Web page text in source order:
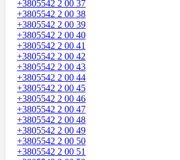
+3805542 2 00 37
+3805542 2 00 38
+3805542 2 00 39
+3805542 2 00 40
+3805542 2 00 41
+3805542 2 00 42
+3805542 2 00 43
+3805542 2 00 44
+3805542 2 00 45
+3805542 2 00 46
+3805542 2 00 47
+3805542 2 00 48
+3805542 2 00 49
+3805542 2 00 50
+3805542 2 00 51